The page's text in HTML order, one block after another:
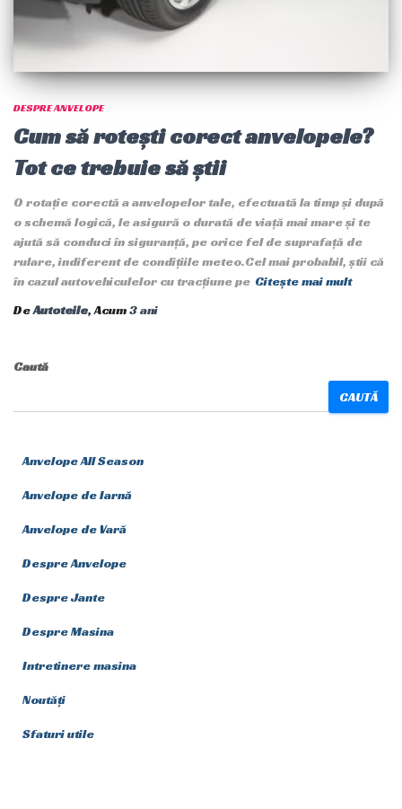
DESPRE ANVELOPE
Cum să rotești corect anvelopele?
Tot ce trebuie să știi
O rotație corectă a anvelopelor tale, efectuată la timp și după
o schemă logică, le asigură o durată de viață mai mare și te
ajută să conduci în siguranță, pe orice fel de suprafață de
rulare, indiferent de condițiile meteo.Cel mai probabil, știi că
în cazul autovehiculelor cu tracțiune pe Citește mai mult
DeAutoteile, Acum3 ani
Caută
CAUTĂ
Anvelope All Season
Anvelope de Iarnă
Anvelope de Vară
Despre Anvelope
Despre Jante
Despre Masina
Intretinere masina
Noutăți
Sfaturi utile